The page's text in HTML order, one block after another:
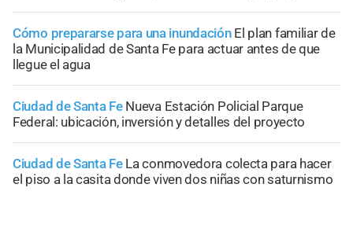
Cómo prepararse para una inundación El plan familiar de
la Municipalidad de Santa Fe para actuar antes de que
llegue el agua
Ciudad de Santa Fe Nueva Estación Policial Parque
Federal: ubicación, inversión y detalles del proyecto
Ciudad de Santa Fe La conmovedora colecta para hacer
el piso a la casita donde viven dos niñas con saturnismo